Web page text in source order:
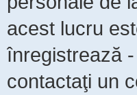
acest lucru
înregistrează
contactaţi un